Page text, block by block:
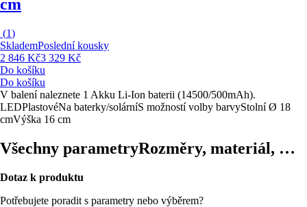
cm
(1)
SklademPoslední kousky
2 846 Kč3 329 Kč
Do košíku
Do košíku
V balení naleznete 1 Akku Li-Ion baterii (14500/500mAh).
LEDPlastovéNa baterky/solárníS možností volby barvyStolníØ 18
cmVýška 16 cm
Všechny parametryRozměry, materiál, …
Dotaz k produktu
Potřebujete poradit s parametry nebo výběrem?